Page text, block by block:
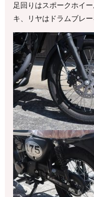
足回りはスポークホイ
キ、リヤはドラムブレ